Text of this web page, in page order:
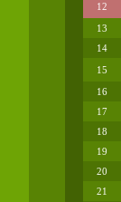
12
13
14
15
16
17
18
19
20
21